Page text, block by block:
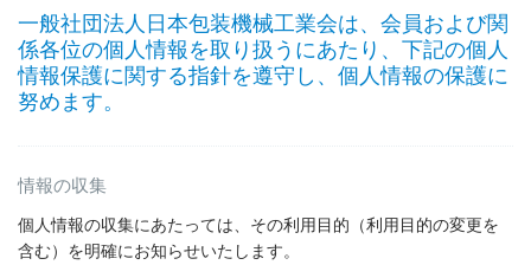
一般社団法人日本包装機械工業会は、会員および関
係各位の個人情報を取り扱うにあたり、下記の個人
情報保護に関する指針を遵守し、個人情報の保護に
努めます。
情報の収集
個人情報の収集にあたっては、その利用目的（利用目的の変更を
含む）を明確にお知らせいたします。